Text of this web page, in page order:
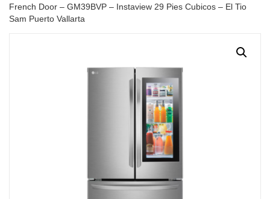
French Door – GM39BVP – Instaview 29 Pies Cubicos – El Tio
Sam Puerto Vallarta